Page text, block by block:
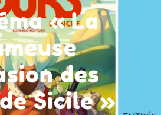
« La
des
Sicile »